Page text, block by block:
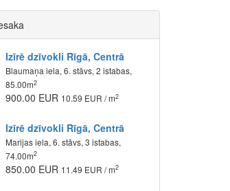
Izīrē dzīvokli Rīgā, Centrā
Blaumaņa iela, 6. stāvs, 2 istabas,
85.00m2
900.00 EUR 10.59 EUR / m2
Izīrē dzīvokli Rīgā, Centrā
Marijas iela, 6. stāvs, 3 istabas,
74.00m2
850.00 EUR 11.49 EUR / m2